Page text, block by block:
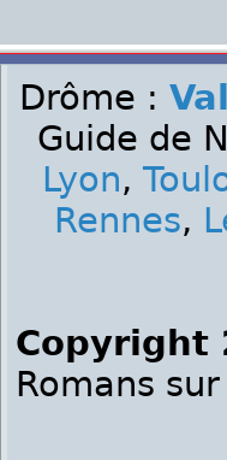
Drôme :
Guide de
Lyon,
Rennes,
Copyright
Romans